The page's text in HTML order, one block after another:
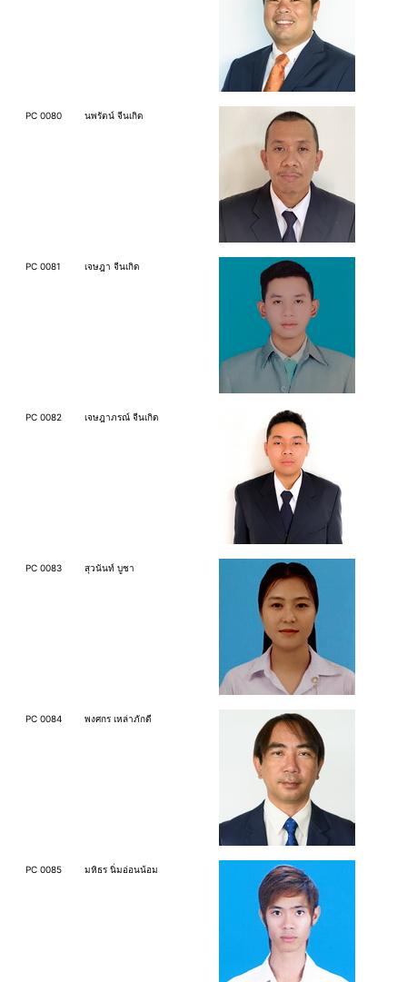
PC 0080 นพรัตน์ จีนเกิด
PC 0081 เจษฎา จีนเกิด
PC 0082 เจษฎาภรณ์ จีนเกิด
PC 0083 สุวนันท์ บูชา
PC 0084 พงศกร เหล่าภักดี
PC 0085 มหิธร นิ่มอ่อนน้อม